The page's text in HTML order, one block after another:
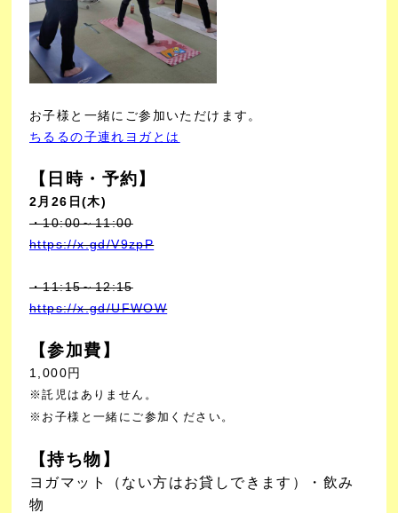
お子様と一緒にご参加いただけます。
ちるるの子連れヨガとは
【日時・予約】
2月26日(木)
・10:00～11:00
https://x.gd/V9zpP
・11:15～12:15
https://x.gd/UFWOW
【参加費】
1,000円
※託児はありません。
※お子様と一緒にご参加ください。
【持ち物】
ヨガマット（ない方はお貸しできます）・飲み
物